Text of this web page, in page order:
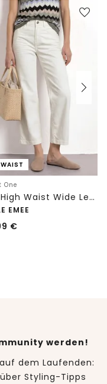
One
7/8 High Waist Wide Leg Jeans im Loose Fit
EMEE
€
werden!
dem Laufenden:
Styling-Tipps